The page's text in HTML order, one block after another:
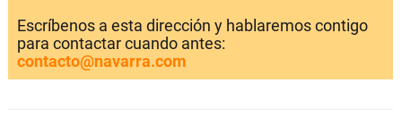
Escríbenos a esta dirección y hablaremos contigo
para contactar cuando antes:
contacto@navarra.com